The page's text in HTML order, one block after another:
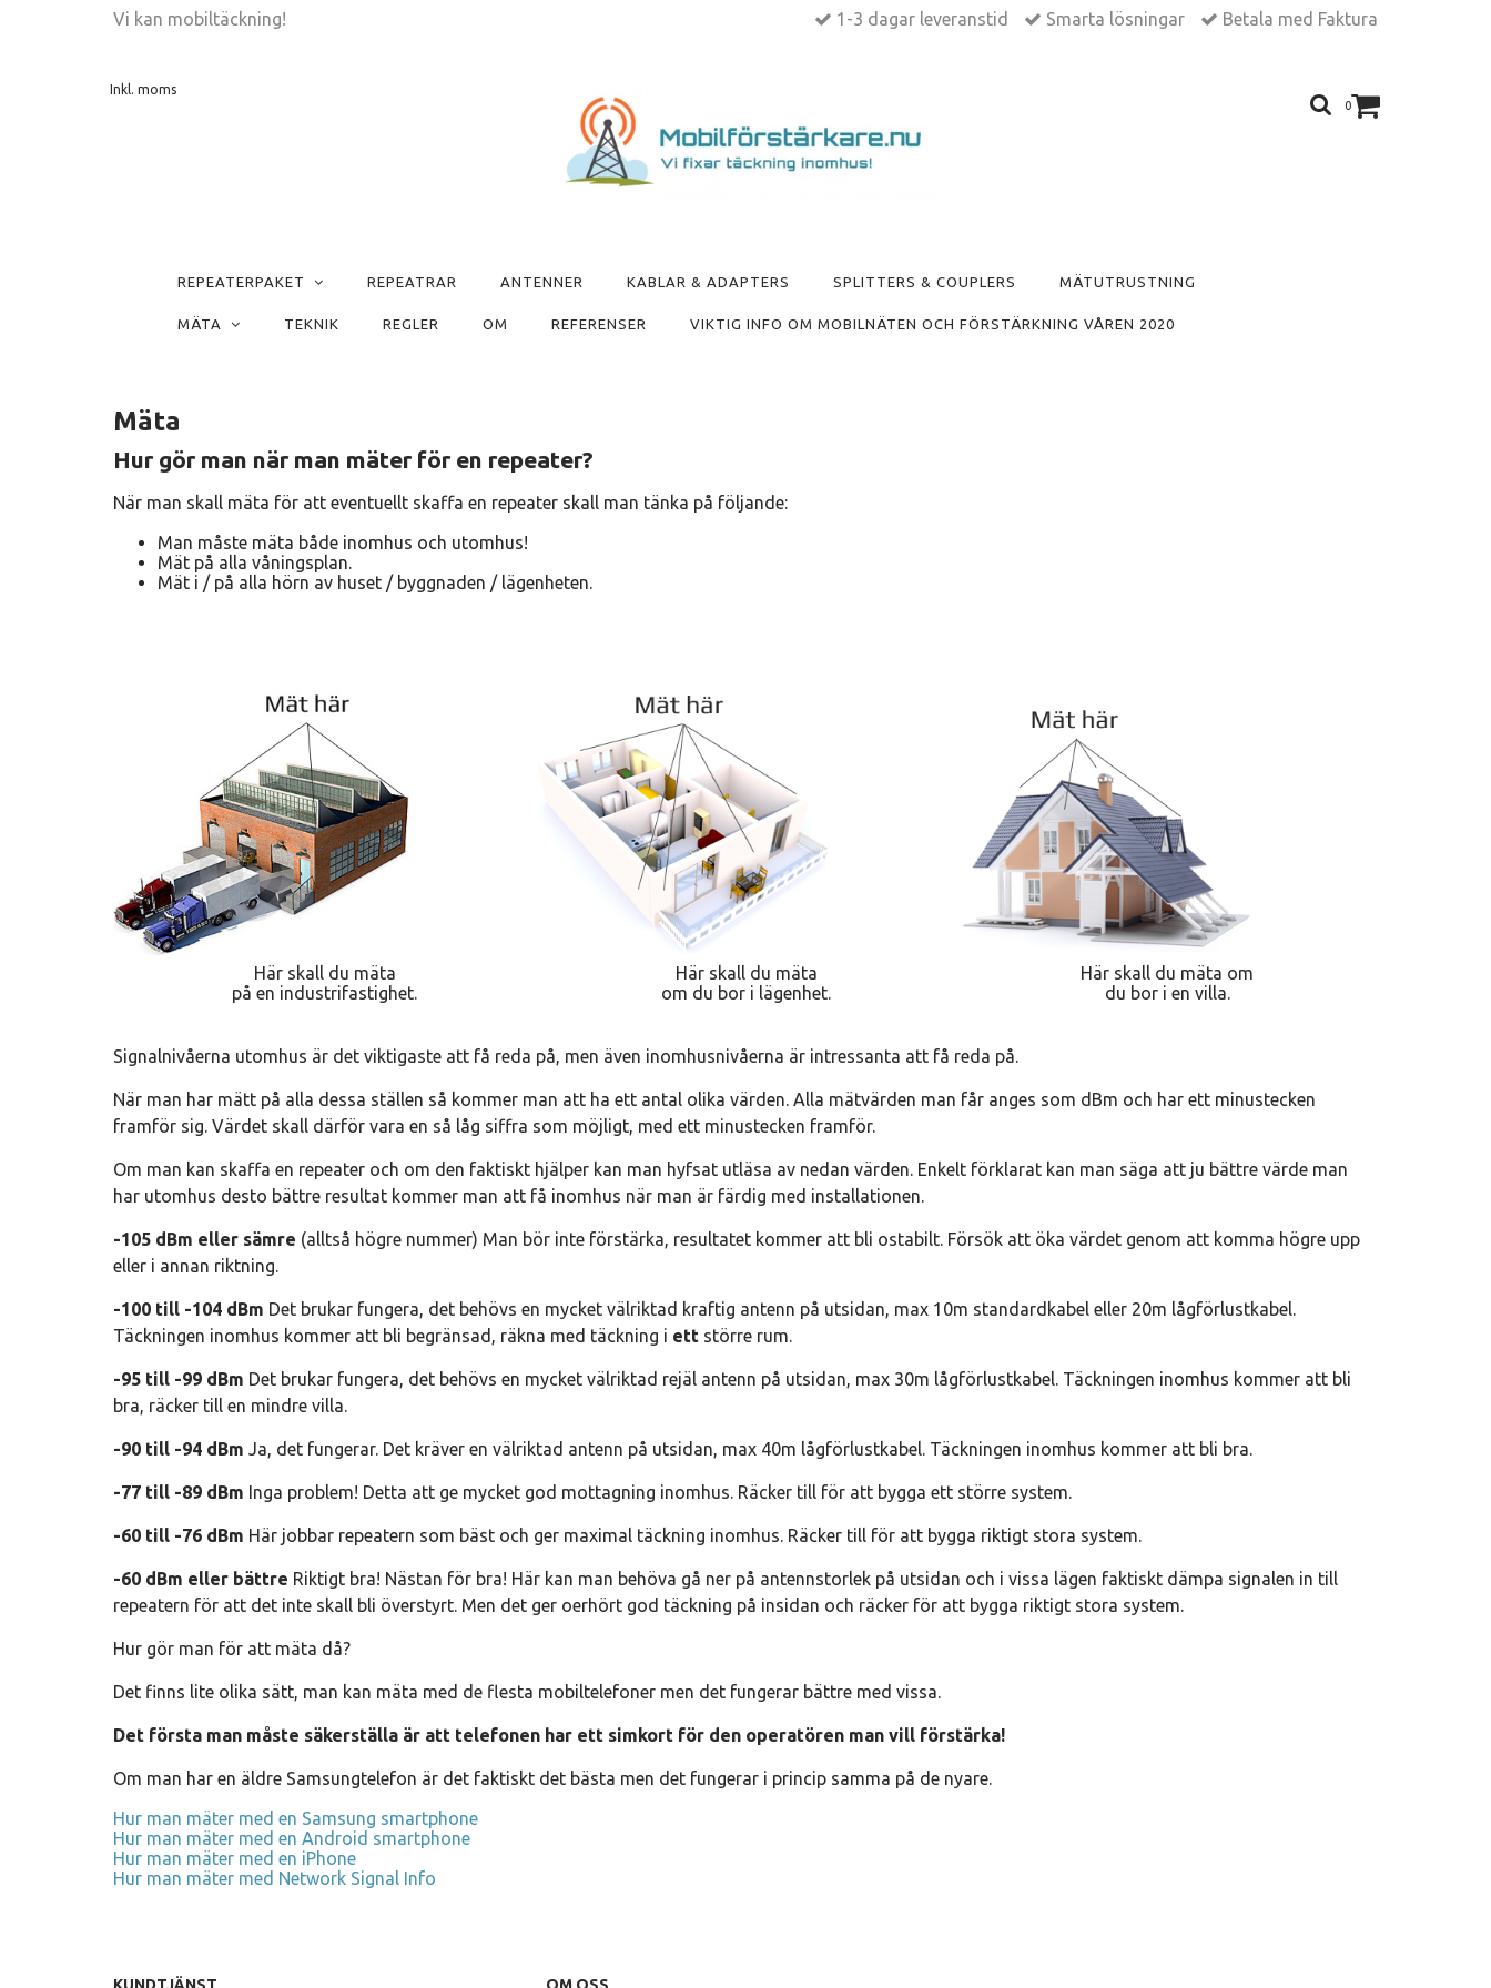
Vi kan mobiltäckning! 1-3 dagar leveranstid Smarta lösningar Betala med Faktura
0
Inkl. moms
REPEATERPAKET REPEATRAR ANTENNER KABLAR & ADAPTERS SPLITTERS & COUPLERS MÄTUTRUSTNING
MÄTA TEKNIK REGLER OM REFERENSER VIKTIG INFO OM MOBILNÄTEN OCH FÖRSTÄRKNING VÅREN 2020
Mäta
Hur gör man när man mäter för en repeater?
När man skall mäta för att eventuellt skaffa en repeater skall man tänka på följande:
Man måste mäta både inomhus och utomhus!
Mät på alla våningsplan.
Mät i / på alla hörn av huset / byggnaden / lägenheten.
Här skall du mäta
på en industrifastighet.
Här skall du mäta
om du bor i lägenhet.
Här skall du mäta om
du bor i en villa.
Signalnivåerna utomhus är det viktigaste att få reda på, men även inomhusnivåerna är intressanta att få reda på.
När man har mätt på alla dessa ställen så kommer man att ha ett antal olika värden. Alla mätvärden man får anges som dBm och har ett minustecken
framför sig. Värdet skall därför vara en så låg siffra som möjligt, med ett minustecken framför.
Om man kan skaffa en repeater och om den faktiskt hjälper kan man hyfsat utläsa av nedan värden. Enkelt förklarat kan man säga att ju bättre värde man
har utomhus desto bättre resultat kommer man att få inomhus när man är färdig med installationen.
-105 dBm eller sämre (alltså högre nummer) Man bör inte förstärka, resultatet kommer att bli ostabilt. Försök att öka värdet genom att komma högre upp
eller i annan riktning.
-100 till -104 dBm Det brukar fungera, det behövs en mycket välriktad kraftig antenn på utsidan, max 10m standardkabel eller 20m lågförlustkabel.
Täckningen inomhus kommer att bli begränsad, räkna med täckning i ett större rum.
-95 till -99 dBm Det brukar fungera, det behövs en mycket välriktad rejäl antenn på utsidan, max 30m lågförlustkabel. Täckningen inomhus kommer att bli
bra, räcker till en mindre villa.
-90 till -94 dBm Ja, det fungerar. Det kräver en välriktad antenn på utsidan, max 40m lågförlustkabel. Täckningen inomhus kommer att bli bra.
-77 till -89 dBm Inga problem! Detta att ge mycket god mottagning inomhus. Räcker till för att bygga ett större system.
-60 till -76 dBm Här jobbar repeatern som bäst och ger maximal täckning inomhus. Räcker till för att bygga riktigt stora system.
-60 dBm eller bättre Riktigt bra! Nästan för bra! Här kan man behöva gå ner på antennstorlek på utsidan och i vissa lägen faktiskt dämpa signalen in till
repeatern för att det inte skall bli överstyrt. Men det ger oerhört god täckning på insidan och räcker för att bygga riktigt stora system.
Hur gör man för att mäta då?
Det finns lite olika sätt, man kan mäta med de flesta mobiltelefoner men det fungerar bättre med vissa.
Det första man måste säkerställa är att telefonen har ett simkort för den operatören man vill förstärka!
Om man har en äldre Samsungtelefon är det faktiskt det bästa men det fungerar i princip samma på de nyare.
Hur man mäter med en Samsung smartphone
Hur man mäter med en Android smartphone
Hur man mäter med en iPhone
Hur man mäter med Network Signal Info